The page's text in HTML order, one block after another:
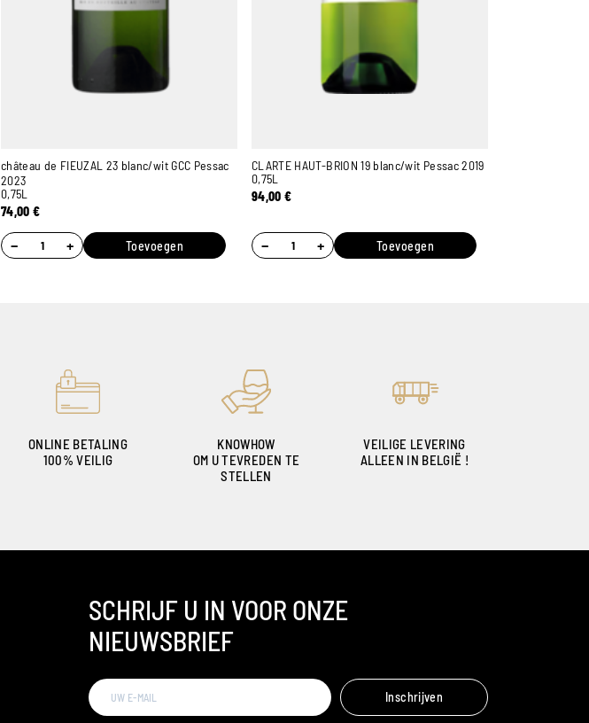
château de FIEUZAL 23 blanc/wit GCC Pessac
2023
0,75L
74,00€
− + Toevoegen
CLARTE HAUT-BRION 19 blanc/wit Pessac 2019
0,75L
94,00€
− + Toevoegen
ONLINE BETALING
100% VEILIG
KNOWHOW
OM U TEVREDEN TE
STELLEN
VEILIGE LEVERING
ALLEEN IN BELGIË !
SCHRIJF U IN VOOR ONZE
NIEUWSBRIEF
Inschrijven
Ambroise, Uw Sommelier
Beschikbaar om u te adviseren